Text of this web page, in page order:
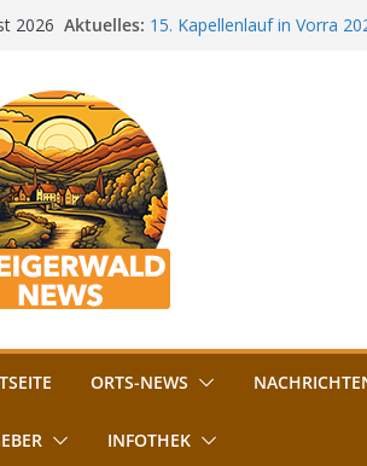
2026 Aktuelles: 15. Kapellenlauf in Vorra
„Bamberger Böhnla“:
Lebenshilfe
Aschbacher Kerwa startet
Vollsperrung am Friedhof in
August gesperrt
ORTS-NEWS
INFOTHEK